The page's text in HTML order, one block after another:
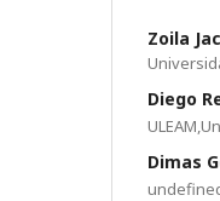
Zoila
Diego
Dimas